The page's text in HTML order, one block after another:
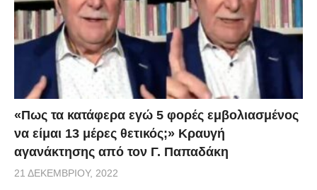
«Πως τα κατάφερα εγώ 5 φορές εμβoλιασμένος
να είμαι 13 μέρες θετικός;» Κραυγή
αγανάκτησης από τον Γ. Παπαδάκη
21 ΔΕΚΕΜΒΡΊΟΥ, 2022